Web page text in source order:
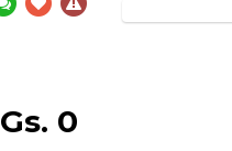
Gs. 0